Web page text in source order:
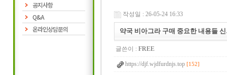
공지사항
Q&A
온라인상담문의
작성일 : 26-05-24 16:33
약국 비아그라 구매 중요한 내용들
글쓴이 : FREE
https://djf.wjdfurdnjs.top [152]